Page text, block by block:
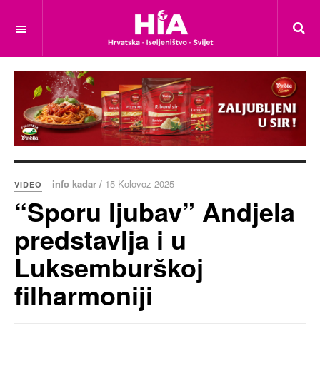
VIDEO info kadar / 15 Kolovoz 2025
“Sporu ljubav” Andjela
predstavlja i u
Luksemburškoj
filharmoniji